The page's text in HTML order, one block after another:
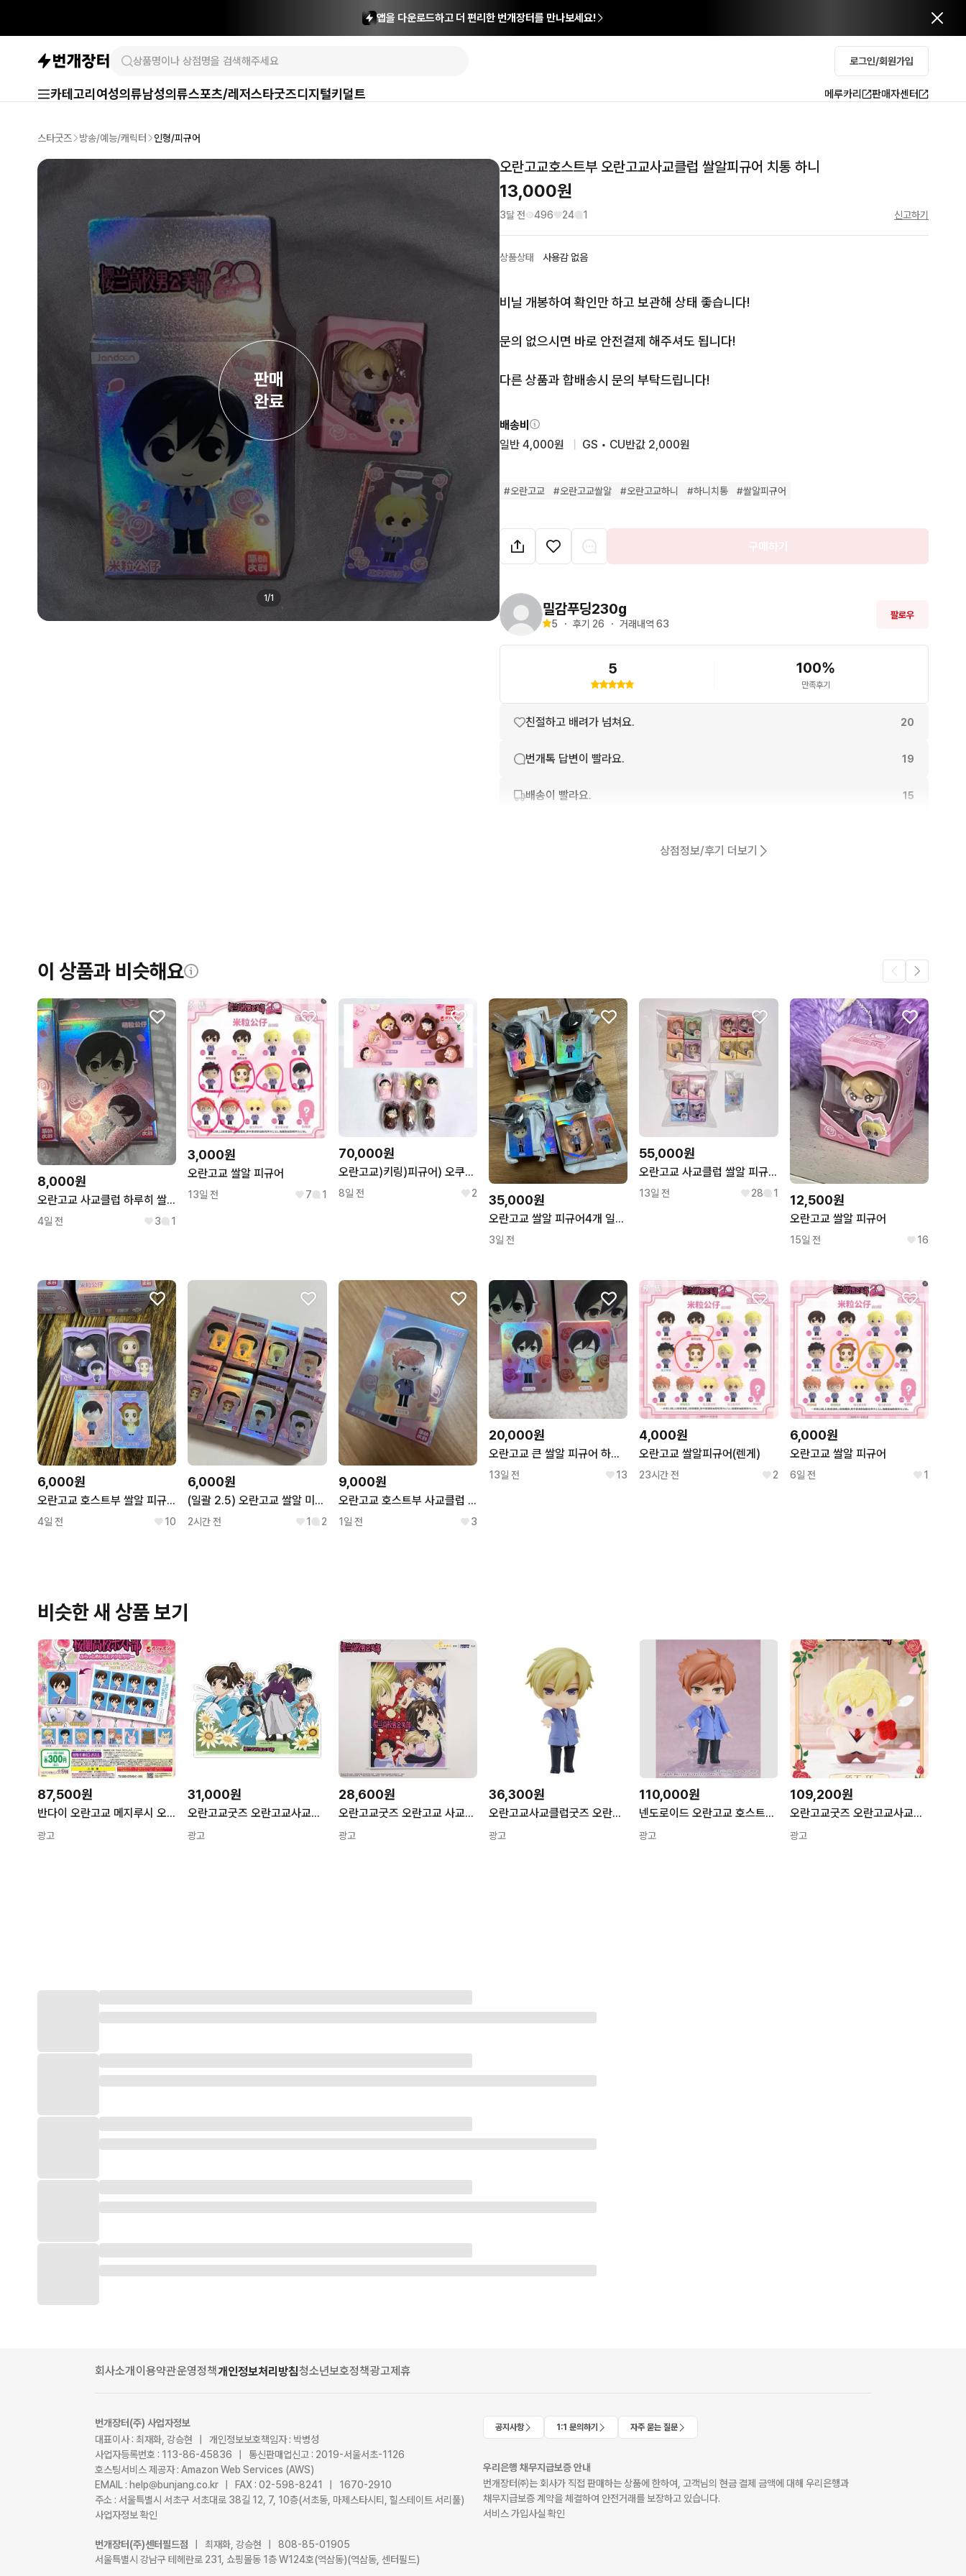
앱을 다운로드하고 더 편리한 번개장터를 만나보세요!
로그인/회원가입
카테고리 여성의류남성의류스포츠/레저스타굿즈디지털키덜트 메루카리 판매자센터
스타굿즈 방송/예능/캐릭터 인형/피규어
판매
완료
1/1
오란고교호스트부 오란고교사교클럽 쌀알피규어 치통 하니
13,000원
3달 전 496 24 1 신고하기
상품상태 사용감 없음
비닐 개봉하여 확인만 하고 보관해 상태 좋습니다!
문의 없으시면 바로 안전결제 해주셔도 됩니다!
다른 상품과 합배송시 문의 부탁드립니다!
배송비
일반 4,000원
GS • CU반값 2,000원
#오란고교 #오란고교쌀알 #오란고교하니 #하니치통 #쌀알피규어
구매하기
밀감푸딩230g
5 ・ 후기 26 ・ 거래내역 63
팔로우
5 100%
만족후기
친절하고 배려가 넘쳐요. 20
번개톡 답변이 빨라요. 19
배송이 빨라요. 15
꼭 필요한 문의만 해요. 6
상점정보/후기 더보기
이 상품과 비슷해요
8,000원
오란고교 사교클럽 하루히 쌀알피규어
4일 전 3 1
3,000원
오란고교 쌀알 피규어
13일 전 7 1
70,000원
오란고교)키링)피규어) 오쿠루미 포대기 가챠 타마키 하루히 쿄우야 하니 히카루 카오루 모리
8일 전 2 35,000원
오란고교 쌀알 피규어4개 일괄판매
3일 전
55,000원
오란고교 사교클럽 쌀알 피규어 전종 일괄세트
13일 전 28 1 12,500원
오란고교 쌀알 피규어
15일 전 16
6,000원
오란고교 호스트부 쌀알 피규어
4일 전 10
6,000원
(일괄 2.5) 오란고교 쌀알 미니 피규어 타마키 하루히 네코자와 렌게 히카루 하니 모리 쿄우야 치통하니
2시간 전 1 2
9,000원
오란고교 호스트부 사교클럽 쌀알 피규어 카오루
1일 전 3
20,000원
오란고교 큰 쌀알 피규어 하루히 2종
13일 전 13
4,000원
오란고교 쌀알피규어(렌게)
23시간 전 2
6,000원
오란고교 쌀알 피규어
6일 전 1
비슷한 새 상품 보기
87,500원
반다이 오란고교 메지루시 오란고교 호스트부 사교클럽 증명사진 가챠 키링 엑세서리 9종 세트
광고
31,000원
오란고교굿즈 오란고교사교클럽 아크릴 스탠드 기모노 버전
광고
28,600원
오란고교굿즈 오란고교 사교클럽 호스트부 벽걸이 태피 족자 포스터
광고
36,300원
오란고교사교클럽굿즈 오란고교 스오우타마키 피규어 굿즈
광고
110,000원
넨도로이드 오란고교 호스트부 히타치인 카오루 1개
광고
109,200원
오란고교굿즈 오란고교사교클럽 인형 키링 8종 세트 풀박스
광고
회사소개이용약관운영정책개인정보처리방침청소년보호정책광고제휴
번개장터(주) 사업자정보
대표이사 : 최재화, 강승현 | 개인정보보호책임자 : 박병성
사업자등록번호 : 113-86-45836 | 통신판매업신고 : 2019-서울서초-1126
호스팅서비스 제공자 : Amazon Web Services (AWS)
EMAIL : help@bunjang.co.kr | FAX : 02-598-8241 | 1670-2910
주소 : 서울특별시 서초구 서초대로 38길 12, 7, 10층(서초동, 마제스타시티, 힐스테이트 서리풀)
사업자정보 확인
번개장터(주)센터필드점
| 최재화, 강승현 | 808-85-01905
서울특별시 강남구 테헤란로 231, 쇼핑몰동 1층 W124호(역삼동)(역삼동, 센터필드)
공지사항 1:1 문의하기 자주 묻는 질문
우리은행 채무지급보증 안내
번개장터㈜는 회사가 직접 판매하는 상품에 한하여, 고객님의 현금 결제 금액에 대해 우리은행과
채무지급보증 계약을 체결하여 안전거래를 보장하고 있습니다.
서비스 가입사실 확인